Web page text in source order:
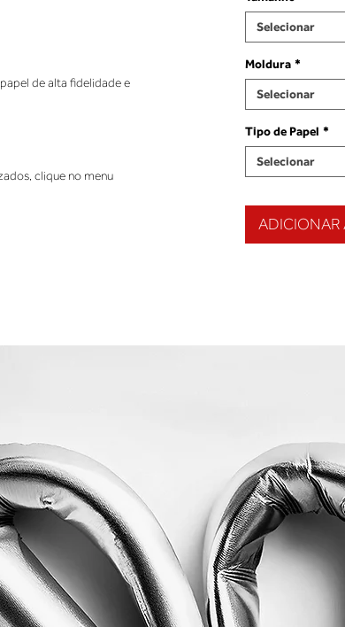
de alta fidelidade e
clique no menu
Selecionar
Moldura *
Selecionar
Tipo de Papel *
Selecionar
ADICIONAR